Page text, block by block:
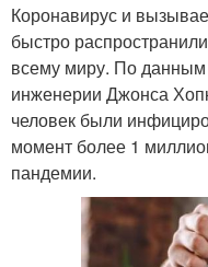
Коронавирус и
быстро
всему миру. По
инженерии Джонса
человек были
момент более 1
пандемии.